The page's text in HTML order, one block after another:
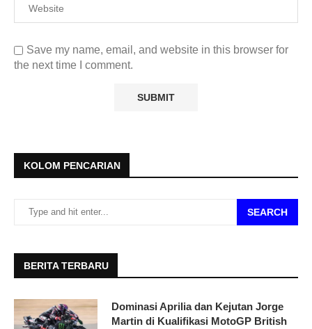
Save my name, email, and website in this browser for
the next time I comment.
KOLOM PENCARIAN
SEARCH
BERITA TERBARU
Dominasi Aprilia dan Kejutan Jorge
Martin di Kualifikasi MotoGP British